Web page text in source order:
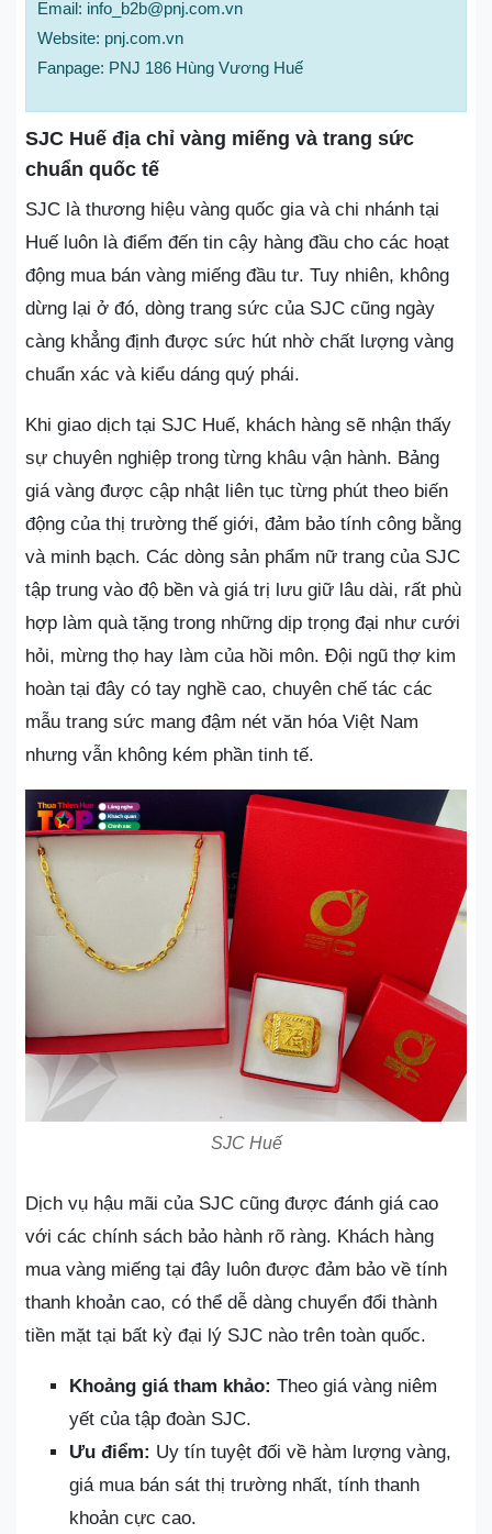
Email: info_b2b@pnj.com.vn
Website: pnj.com.vn
Fanpage: PNJ 186 Hùng Vương Huế
SJC Huế địa chỉ vàng miếng và trang sức
chuẩn quốc tế
SJC là thương hiệu vàng quốc gia và chi nhánh tại
Huế luôn là điểm đến tin cậy hàng đầu cho các hoạt
động mua bán vàng miếng đầu tư. Tuy nhiên, không
dừng lại ở đó, dòng trang sức của SJC cũng ngày
càng khẳng định được sức hút nhờ chất lượng vàng
chuẩn xác và kiểu dáng quý phái.
Khi giao dịch tại SJC Huế, khách hàng sẽ nhận thấy
sự chuyên nghiệp trong từng khâu vận hành. Bảng
giá vàng được cập nhật liên tục từng phút theo biến
động của thị trường thế giới, đảm bảo tính công bằng
và minh bạch. Các dòng sản phẩm nữ trang của SJC
tập trung vào độ bền và giá trị lưu giữ lâu dài, rất phù
hợp làm quà tặng trong những dịp trọng đại như cưới
hỏi, mừng thọ hay làm của hồi môn. Đội ngũ thợ kim
hoàn tại đây có tay nghề cao, chuyên chế tác các
mẫu trang sức mang đậm nét văn hóa Việt Nam
nhưng vẫn không kém phần tinh tế.
SJC Huế
Dịch vụ hậu mãi của SJC cũng được đánh giá cao
với các chính sách bảo hành rõ ràng. Khách hàng
mua vàng miếng tại đây luôn được đảm bảo về tính
thanh khoản cao, có thể dễ dàng chuyển đổi thành
tiền mặt tại bất kỳ đại lý SJC nào trên toàn quốc.
Khoảng giá tham khảo: Theo giá vàng niêm
yết của tập đoàn SJC.
Ưu điểm: Uy tín tuyệt đối về hàm lượng vàng,
giá mua bán sát thị trường nhất, tính thanh
khoản cực cao.